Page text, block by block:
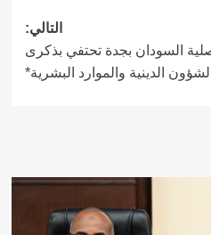
التالي:
السودان بجدة تحتفي بذكرى
الدينية والموارد البشرية*